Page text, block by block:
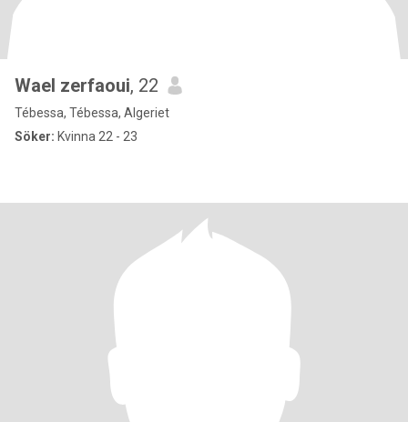
Wael zerfaoui, 22
Tébessa, Tébessa, Algeriet
Söker: Kvinna 22 - 23